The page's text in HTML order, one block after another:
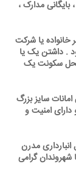
مدارک ،
خانواده یا شرکت
. داشتن یک یا
محل سکونت یک
سایز بزرگ
امنیت و
مدرن
شهروندان گرامی